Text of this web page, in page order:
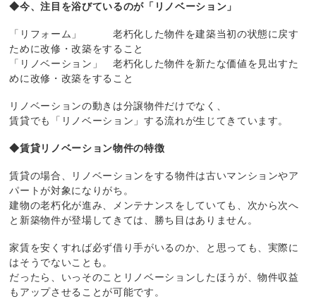
◆今、注目を浴びているのが「リノベーション」
「リフォーム」 老朽化した物件を建築当初の状態に戻す
ために改修・改築をすること
「リノベーション」 老朽化した物件を新たな価値を見出すた
めに改修・改築をすること
リノベーションの動きは分譲物件だけでなく、
賃貸でも「リノベーション」する流れが生じてきています。
◆賃貸リノベーション物件の特徴
賃貸の場合、リノベーションをする物件は古いマンションやア
パートが対象になりがち。
建物の老朽化が進み、メンテナンスをしていても、次から次へ
と新築物件が登場してきては、勝ち目はありません。
家賃を安くすれば必ず借り手がいるのか、と思っても、実際に
はそうでないことも。
だったら、いっそのことリノベーションしたほうが、物件収益
もアップさせることが可能です。